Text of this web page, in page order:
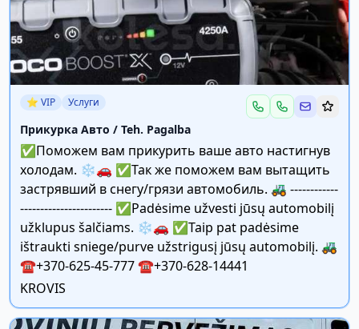
⭐ VIP Услуги
Прикурка Авто / Teh. Pagalba
✅️Поможем вам прикурить ваше авто настигнув
холодам. ❄️🚗 ✅️Так же поможем вам вытащить
застрявший в снегу/грязи автомобиль. 🚜 ------------
--------‐-----‐------‐- ✅️Padėsime užvesti jūsų automobilį
užklupus šalčiams. ❄️🚗 ✅️Taip pat padėsime
ištraukti sniege/purve užstrigusį jūsų automobilį. 🚜
☎️+370-625-45-777 ☎️+370-628-14441
KROVIS